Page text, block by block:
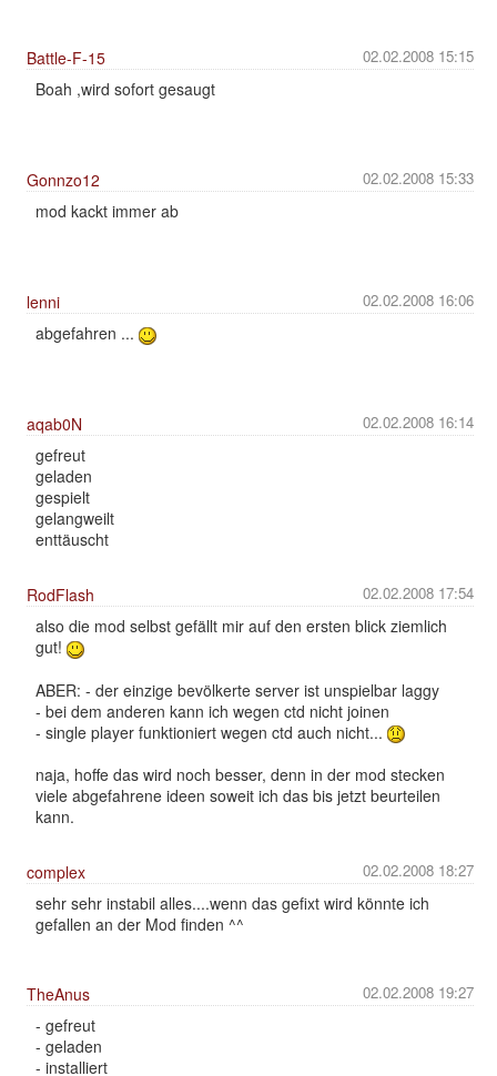
02.02.2008 15:15
Battle-F-15
Boah ,wird sofort gesaugt
02.02.2008 15:33
Gonnzo12
mod kackt immer ab
02.02.2008 16:06
lenni
abgefahren ...
02.02.2008 16:14
aqab0N
gefreut
geladen
gespielt
gelangweilt
enttäuscht
02.02.2008 17:54
RodFlash
also die mod selbst gefällt mir auf den ersten blick ziemlich
gut!
ABER: - der einzige bevölkerte server ist unspielbar laggy
- bei dem anderen kann ich wegen ctd nicht joinen
- single player funktioniert wegen ctd auch nicht...
naja, hoffe das wird noch besser, denn in der mod stecken
viele abgefahrene ideen soweit ich das bis jetzt beurteilen
kann.
02.02.2008 18:27
complex
sehr sehr instabil alles....wenn das gefixt wird könnte ich
gefallen an der Mod finden ^^
02.02.2008 19:27
TheAnus
- gefreut
- geladen
- installiert